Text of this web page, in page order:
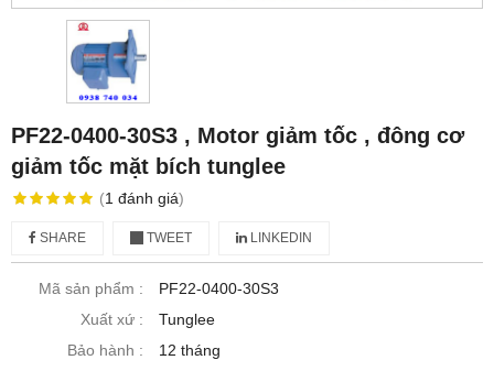
PF22-0400-30S3 , Motor giảm tốc , đông cơ
giảm tốc mặt bích tunglee
(1 đánh giá)
SHARE TWEET LINKEDIN
Mã sản phẩm :
PF22-0400-30S3
Xuất xứ :
Tunglee
Bảo hành :
12 tháng